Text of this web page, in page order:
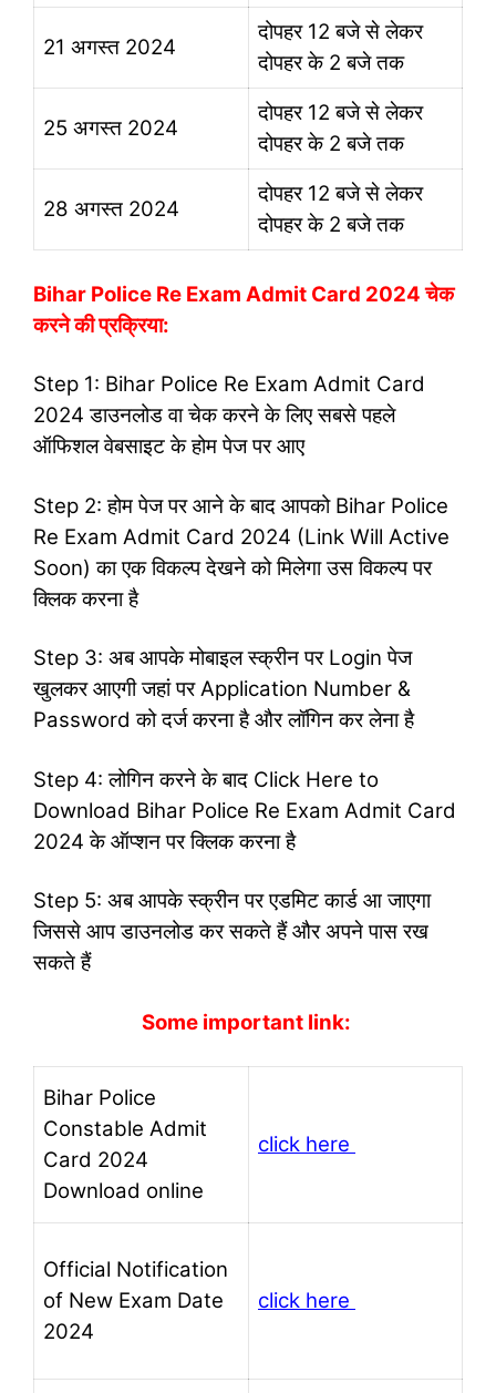
21 अगस्त 2024
दोपहर 12 बजे से लेकर
दोपहर के 2 बजे तक
25 अगस्त 2024
दोपहर 12 बजे से लेकर
दोपहर के 2 बजे तक
28 अगस्त 2024
दोपहर 12 बजे से लेकर
दोपहर के 2 बजे तक
Bihar Police Re Exam Admit Card 2024 चेक
करने की प्रक्रिया:
Step 1: Bihar Police Re Exam Admit Card
2024 डाउनलोड वा चेक करने के लिए सबसे पहले
ऑफिशल वेबसाइट के होम पेज पर आए
Step 2: होम पेज पर आने के बाद आपको Bihar Police
Re Exam Admit Card 2024 (Link Will Active
Soon) का एक विकल्प देखने को मिलेगा उस विकल्प पर
क्लिक करना है
Step 3: अब आपके मोबाइल स्क्रीन पर Login पेज
खुलकर आएगी जहां पर Application Number &
Password को दर्ज करना है और लॉगिन कर लेना है
Step 4: लोगिन करने के बाद Click Here to
Download Bihar Police Re Exam Admit Card
2024 के ऑप्शन पर क्लिक करना है
Step 5: अब आपके स्क्रीन पर एडमिट कार्ड आ जाएगा
जिससे आप डाउनलोड कर सकते हैं और अपने पास रख
सकते हैं
Some important link:
Bihar Police
Constable Admit
Card 2024
Download online
click here
Official Notification
of New Exam Date
2024
click here